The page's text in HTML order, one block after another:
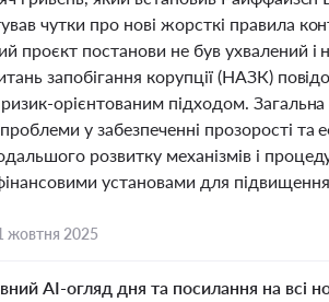
чутки про нові жорсткі правила
проєкт постанови не був ухвалений
запобігання корупції (НАЗК)
ризик-орієнтованим підходом.
у забезпеченні прозорості
розвитку механізмів і
установами для
жовтня 2025
AI-огляд дня та посилання на всі